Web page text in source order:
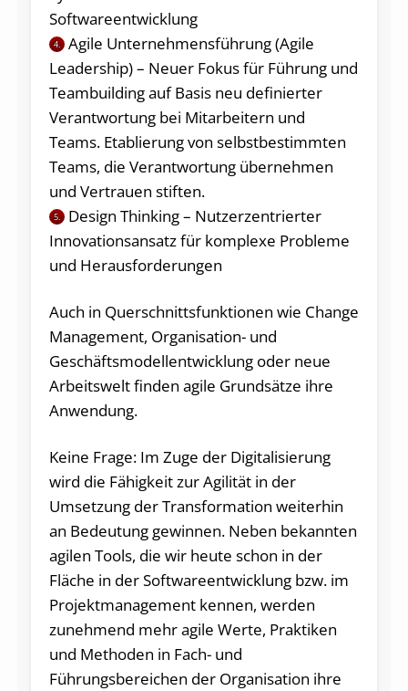
Softwareentwicklung
4.
Agile Unternehmensführung (Agile
Leadership) – Neuer Fokus für Führung und
Teambuilding auf Basis neu definierter
Verantwortung bei Mitarbeitern und
Teams. Etablierung von selbstbestimmten
Teams, die Verantwortung übernehmen
und Vertrauen stiften.
5.
Design Thinking – Nutzerzentrierter
Innovationsansatz für komplexe Probleme
und Herausforderungen
Auch in Querschnittsfunktionen wie Change
Management, Organisation- und
Geschäftsmodellentwicklung oder neue
Arbeitswelt finden agile Grundsätze ihre
Anwendung.
Keine Frage: Im Zuge der Digitalisierung
wird die Fähigkeit zur Agilität in der
Umsetzung der Transformation weiterhin
an Bedeutung gewinnen. Neben bekannten
agilen Tools, die wir heute schon in der
Fläche in der Softwareentwicklung bzw. im
Projektmanagement kennen, werden
zunehmend mehr agile Werte, Praktiken
und Methoden in Fach- und
Führungsbereichen der Organisation ihre